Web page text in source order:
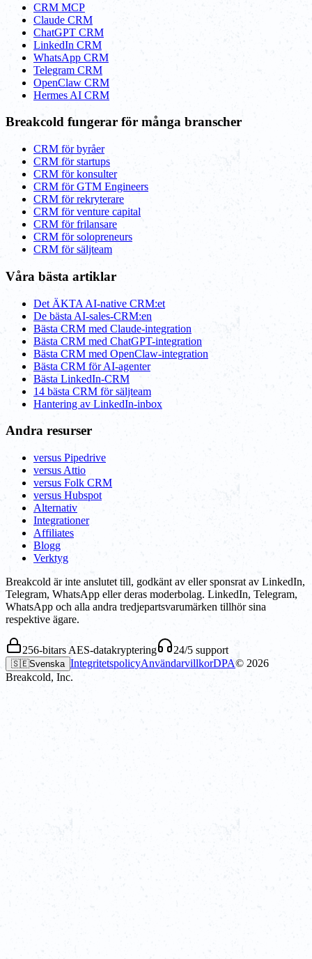
CRM MCP
Claude CRM
ChatGPT CRM
LinkedIn CRM
WhatsApp CRM
Telegram CRM
OpenClaw CRM
Hermes AI CRM
Breakcold fungerar för många branscher
CRM för byråer
CRM för startups
CRM för konsulter
CRM för GTM Engineers
CRM för rekryterare
CRM för venture capital
CRM för frilansare
CRM för solopreneurs
CRM för säljteam
Våra bästa artiklar
Det ÄKTA AI-native CRM:et
De bästa AI-sales-CRM:en
Bästa CRM med Claude-integration
Bästa CRM med ChatGPT-integration
Bästa CRM med OpenClaw-integration
Bästa CRM för AI-agenter
Bästa LinkedIn-CRM
14 bästa CRM för säljteam
Hantering av LinkedIn-inbox
Andra resurser
versus Pipedrive
versus Attio
versus Folk CRM
versus Hubspot
Alternativ
Integrationer
Affiliates
Blogg
Verktyg
Breakcold är inte anslutet till, godkänt av eller sponsrat av LinkedIn,
Telegram, WhatsApp eller deras moderbolag. LinkedIn, Telegram,
WhatsApp och alla andra tredjepartsvarumärken tillhör sina
respektive ägare.
256-bitars AES-datakryptering 24/5 support
🇸🇪Svenska IntegritetspolicyAnvändarvillkorDPA© 2026
Breakcold, Inc.